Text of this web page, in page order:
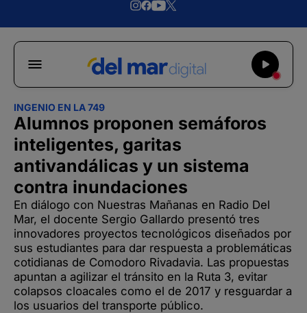
INGENIO EN LA 749
Alumnos proponen semáforos
inteligentes, garitas
antivandálicas y un sistema
contra inundaciones
En diálogo con Nuestras Mañanas en Radio Del
Mar, el docente Sergio Gallardo presentó tres
innovadores proyectos tecnológicos diseñados por
sus estudiantes para dar respuesta a problemáticas
cotidianas de Comodoro Rivadavia. Las propuestas
apuntan a agilizar el tránsito en la Ruta 3, evitar
colapsos cloacales como el de 2017 y resguardar a
los usuarios del transporte público.